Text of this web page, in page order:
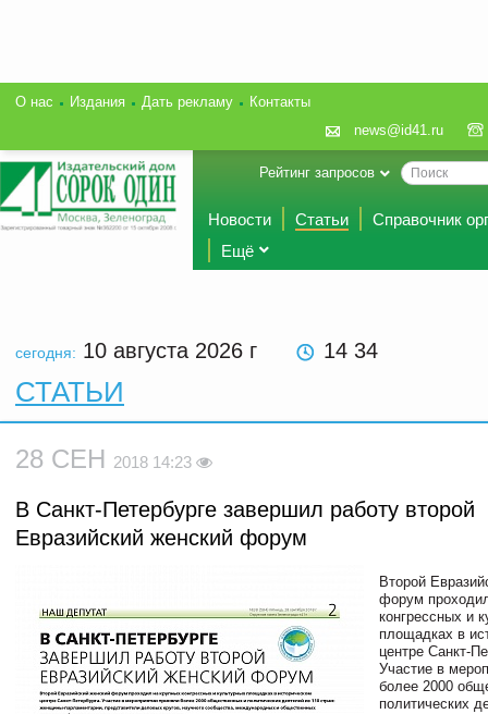
О нас Издания Дать рекламу
Контакты
news@id41.ru
Рейтинг запросов
Новости Статьи
Справочник
Ещё
сегодня: 10 августа 2026 г 14 34
СТАТЬИ
28 СЕН 2018 14:23
В Санкт-Петербурге завершил работу второй
Евразийский женский форум
Второй
форум
конгрессных и
площадках в
центре Санкт-
Участие в
более 2000
политических